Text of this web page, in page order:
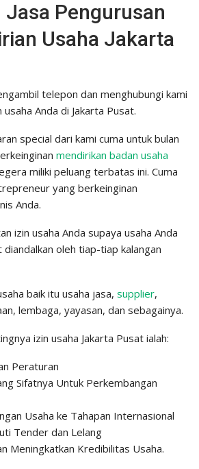
Pengurusan
Usaha Jakarta
telepon dan menghubungi kami
Anda di Jakarta Pusat.
special dari kami cuma untuk bulan
mendirikan badan usaha
miliki peluang terbatas ini. Cuma
yang berkeinginan
Anda.
izin usaha Anda supaya usaha Anda
oleh tiap-tiap kalangan
baik itu usaha jasa, supplier,
lembaga, yayasan, dan sebagainya.
izin usaha Jakarta Pusat ialah:
Peraturan
Sifatnya Untuk Perkembangan
Usaha ke Tahapan Internasional
Tender dan Lelang
Meningkatkan Kredibilitas Usaha.